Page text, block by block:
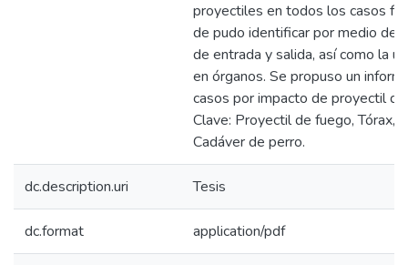
proyectiles en todos los casos
de pudo identificar por medio de
de entrada y salida, así como la
en órganos. Se propuso un
casos por impacto de proyectil
Clave: Proyectil de fuego, Tórax,
Cadáver de perro.
dc.description.uri Tesis
dc.format application/pdf